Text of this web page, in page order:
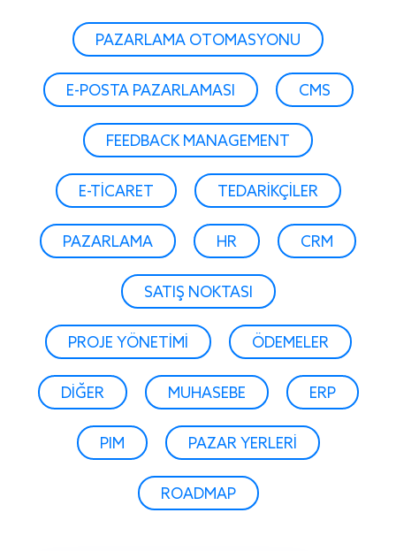
PAZARLAMA OTOMASYONU
E-POSTA PAZARLAMASI CMS
FEEDBACK MANAGEMENT
E-TICARET TEDARIKÇILER
PAZARLAMA HR CRM
SATIŞ NOKTASI
PROJE YÖNETIMI ÖDEMELER
DIĞER MUHASEBE ERP
PIM PAZAR YERLERI
ROADMAP